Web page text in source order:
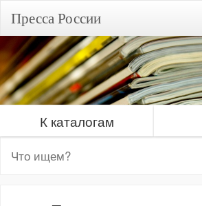
Пресса России
К каталогам